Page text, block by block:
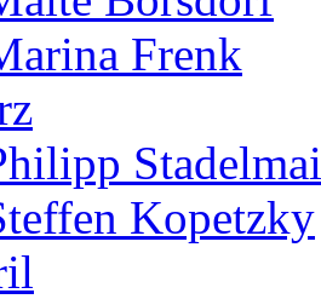
Frenk
Kopetzky